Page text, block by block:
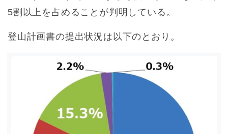
5割以上を占めることが判明している。
登山計画書の提出状況は以下のとおり。